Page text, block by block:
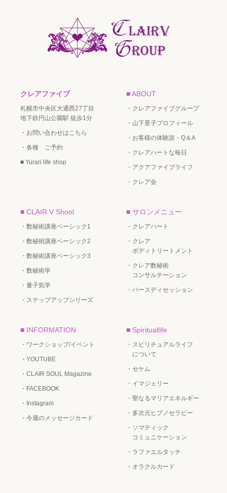
クレアファイブ
札幌市中央区大通西27丁目
地下鉄円山公園駅 徒歩1分
・お問い合わせはこちら
・各種 ご予約
■ Yurari life shop
■ ABOUT
・クレアファイブグループ
・山下景子プロフィール
・お客様の体験談・Q＆A
・クレアハートな毎日
・アクアファイブライフ
・クレア会
■ CLAIR V Shool
・数秘術講座ベーシック1
・数秘術講座ベーシック2
・数秘術講座ベーシック3
・数秘術学
・量子気学
・ステップアップシリーズ
■ サロンメニュー
・クレアハート
・クレア
ボディトリートメント
・クレア数秘術
コンサルテーション
・バースディセッション
■ INFORMATION
・ワークショップ/イベント
・YOUTUBE
・CLAIR SOUL Magazine
・FACEBOOK
・Instagram
・今週のメッセージカード
■ Spirituallife
・スピリチュアルライフ
について
・セケム
・イマジェリー
・聖なるマリアエネルギー
・多次元ヒプノセラピー
・ソマティック
コミュニケーション
・ラファエルタッチ
・オラクルカード